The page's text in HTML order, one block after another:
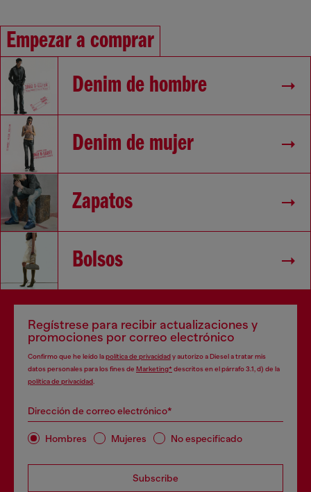
Empezar a comprar
Denim de hombre
Denim de mujer
Zapatos
Bolsos
Regístrese para recibir actualizaciones y
promociones por correo electrónico
Confirmo que he leído lapolítica de privacidady autorizo a Diesel a tratar mis
datos personales para los fines de Marketing*descritos en el párrafo 3.1, d) de la
política de privacidad
Dirección de correo electrónico*
Hombres Mujeres No especificado
Subscribe